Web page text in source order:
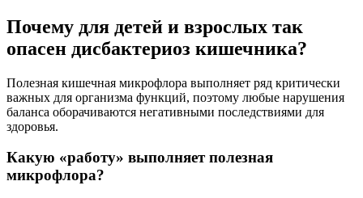
Почему для детей и взрослых так
опасен дисбактериоз кишечника?
Полезная кишечная микрофлора выполняет ряд критически
важных для организма функций, поэтому любые нарушения
баланса оборачиваются негативными последствиями для
здоровья.
Какую «работу» выполняет полезная
микрофлора?